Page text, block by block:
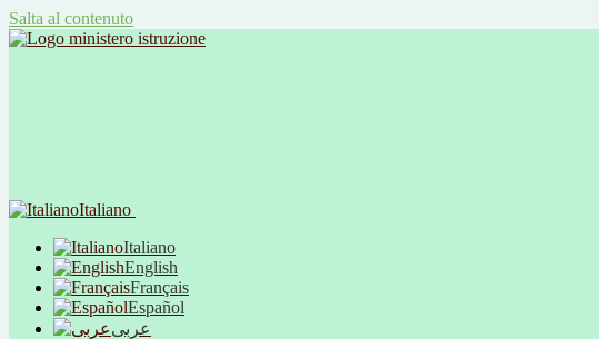
Salta al contenuto
Italiano
Italiano
English
Français
Español
عربى